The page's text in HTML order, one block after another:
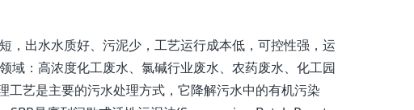
出水水质好、污泥少，工艺运行成本低，可控性强，运
域：高浓度化工废水、氯碱行业废水、农药废水、化工园
艺是主要的污水处理方式，它降解污水中的有机污染